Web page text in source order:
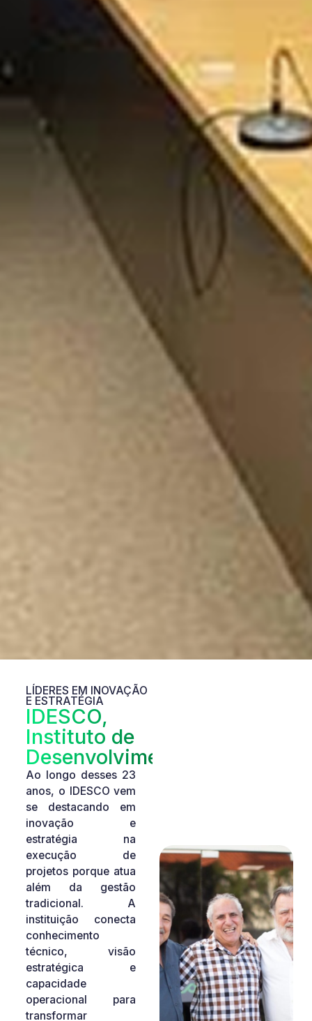
LÍDERES EM INOVAÇÃO
E ESTRATÉGIA
IDESCO,
Instituto de
Desenvolvimento
Ao longo desses 23
anos, o IDESCO vem
se destacando em
inovação e
estratégia na
execução de
projetos porque atua
além da gestão
tradicional. A
instituição conecta
conhecimento
técnico, visão
estratégica e
capacidade
operacional para
transformar